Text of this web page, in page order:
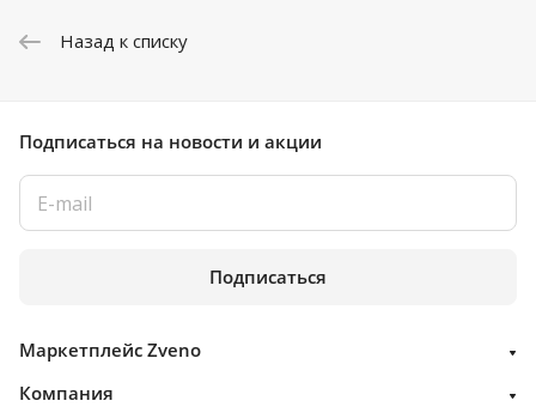
Назад к списку
Подписаться на новости и акции
Подписаться
Маркетплейс Zveno
Компания